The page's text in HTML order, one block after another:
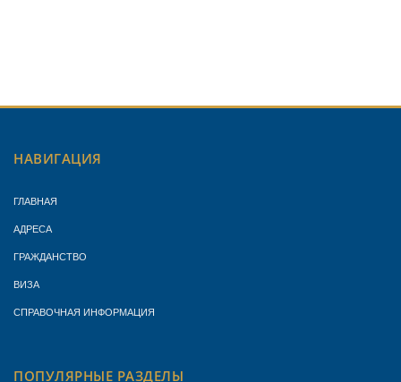
НАВИГАЦИЯ
ГЛАВНАЯ
АДРЕСА
ГРАЖДАНСТВО
ВИЗА
СПРАВОЧНАЯ ИНФОРМАЦИЯ
ПОПУЛЯРНЫЕ РАЗДЕЛЫ